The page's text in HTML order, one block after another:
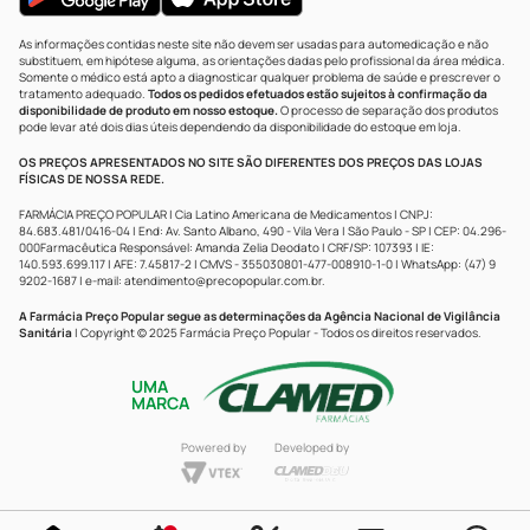
As informações contidas neste site não devem ser usadas para automedicação e não
substituem, em hipótese alguma, as orientações dadas pelo profissional da área médica.
Somente o médico está apto a diagnosticar qualquer problema de saúde e prescrever o
tratamento adequado. Todos os pedidos efetuados estão sujeitos à confirmação da
disponibilidade de produto em nosso estoque.O processo de separação dos produtos
pode levar até dois dias úteis dependendo da disponibilidade do estoque em loja.
OS PREÇOS APRESENTADOS NO SITE SÃO DIFERENTES DOS PREÇOS DAS LOJAS
FÍSICAS DE NOSSA REDE.
FARMÁCIA PREÇO POPULAR | Cia Latino Americana de Medicamentos | CNPJ:
84.683.481/0416-04 | End: Av. Santo Albano, 490 - Vila Vera | São Paulo - SP | CEP: 04.296-
000Farmacêutica Responsável: Amanda Zelia Deodato | CRF/SP: 107393 | IE:
140.593.699.117 | AFE: 7.45817-2 | CMVS - 355030801-477-008910-1-0 | WhatsApp: (47) 9
9202-1687 | e-mail: atendimento@precopopular.com.br.
A Farmácia Preço Popular segue as determinações da Agência Nacional de Vigilância
Sanitária | Copyright © 2025 Farmácia Preço Popular - Todos os direitos reservados.
UMA
MARCA
Powered by Developed by